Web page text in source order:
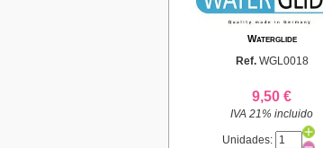
Waterglide
Ref. WGL0018
9,50 €
IVA 21% incluido
Unidades: